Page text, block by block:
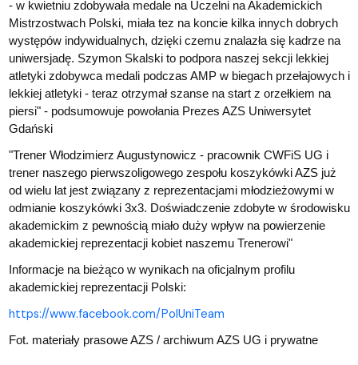
- w kwietniu zdobywała medale na Uczelni na Akademickich
Mistrzostwach Polski, miała tez na koncie kilka innych dobrych
występów indywidualnych, dzięki czemu znalazła się kadrze na
uniwersjadę. Szymon Skalski to podpora naszej sekcji lekkiej
atletyki zdobywca medali podczas AMP w biegach przełajowych i
lekkiej atletyki - teraz otrzymał szanse na start z orzełkiem na
piersi" - podsumowuje powołania Prezes AZS Uniwersytet
Gdański
"Trener Włodzimierz Augustynowicz - pracownik CWFiS UG i
trener naszego pierwszoligowego zespołu koszykówki AZS już
od wielu lat jest związany z reprezentacjami młodzieżowymi w
odmianie koszykówki 3x3. Doświadczenie zdobyte w środowisku
akademickim z pewnością miało duży wpływ na powierzenie
akademickiej reprezentacji kobiet naszemu Trenerowi"
Informacje na bieżąco w wynikach na oficjalnym profilu
akademickiej reprezentacji Polski:
https://www.facebook.com/PolUniTeam
Fot. materiały prasowe AZS / archiwum AZS UG i prywatne